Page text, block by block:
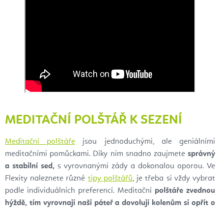
MEDITAČNÍ POLŠTÁŘ K SEZENÍ
Meditační polštáře jsou jednoduchými, ale geniálními
meditačními pomůckami. Díky nim snadno zaujmete správný
a stabilní sed, s vyrovnanými zády a dokonalou oporou. Ve
Flexity naleznete různé tipy polštářů, je třeba si vždy vybrat
podle individuálních preferencí. Meditační polštáře zvednou
hýždě, tím vyrovnají naši páteř a dovolují kolenům si opřít o